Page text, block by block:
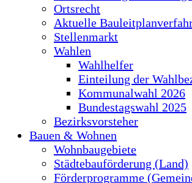
Ortsrecht
Aktuelle
Stellenmarkt
Wahlen
Wahlhelfer
Einteilung der
Kommunalwahl 2026
Bundestagswahl 2025
Bezirksvorsteher
Bauen & Wohnen
Wohnbaugebiete
Städtebauförderung (Land)
Förderprogramme